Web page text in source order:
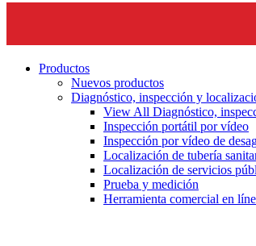
Productos
Nuevos productos
Diagnóstico, inspección y
View All Diagnóstico,
Inspección portátil por vídeo
Inspección por vídeo de
Localización de tubería
Localización de servicios
Prueba y medición
Herramienta comercial en